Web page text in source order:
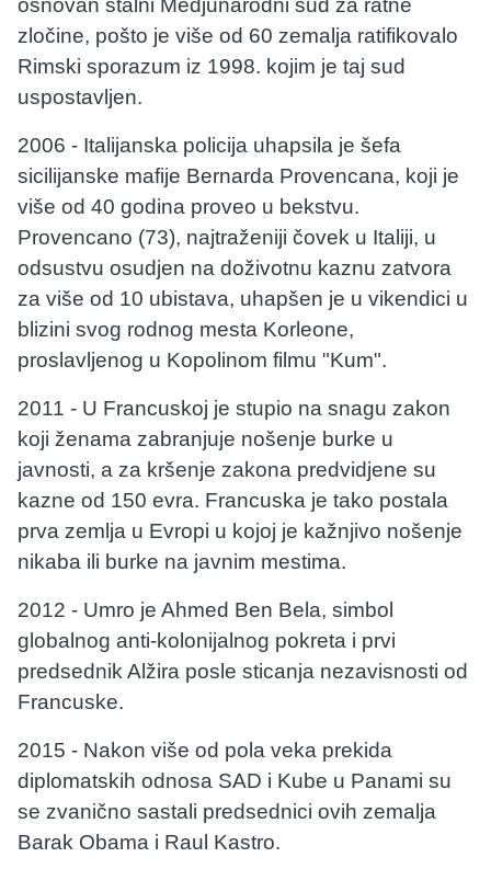
osnovan stalni Medjunarodni sud za ratne
zločine, pošto je više od 60 zemalja ratifikovalo
Rimski sporazum iz 1998. kojim je taj sud
uspostavljen.
2006 - Italijanska policija uhapsila je šefa
sicilijanske mafije Bernarda Provencana, koji je
više od 40 godina proveo u bekstvu.
Provencano (73), najtraženiji čovek u Italiji, u
odsustvu osudjen na doživotnu kaznu zatvora
za više od 10 ubistava, uhapšen je u vikendici u
blizini svog rodnog mesta Korleone,
proslavljenog u Kopolinom filmu "Kum".
2011 - U Francuskoj je stupio na snagu zakon
koji ženama zabranjuje nošenje burke u
javnosti, a za kršenje zakona predvidjene su
kazne od 150 evra. Francuska je tako postala
prva zemlja u Evropi u kojoj je kažnjivo nošenje
nikaba ili burke na javnim mestima.
2012 - Umro je Ahmed Ben Bela, simbol
globalnog anti-kolonijalnog pokreta i prvi
predsednik Alžira posle sticanja nezavisnosti od
Francuske.
2015 - Nakon više od pola veka prekida
diplomatskih odnosa SAD i Kube u Panami su
se zvanično sastali predsednici ovih zemalja
Barak Obama i Raul Kastro.